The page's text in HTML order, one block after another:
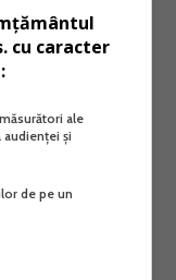
asociatilor
ca
sume achitate
venituri din alte
integral la
cu caracter
ale
și
de pe un